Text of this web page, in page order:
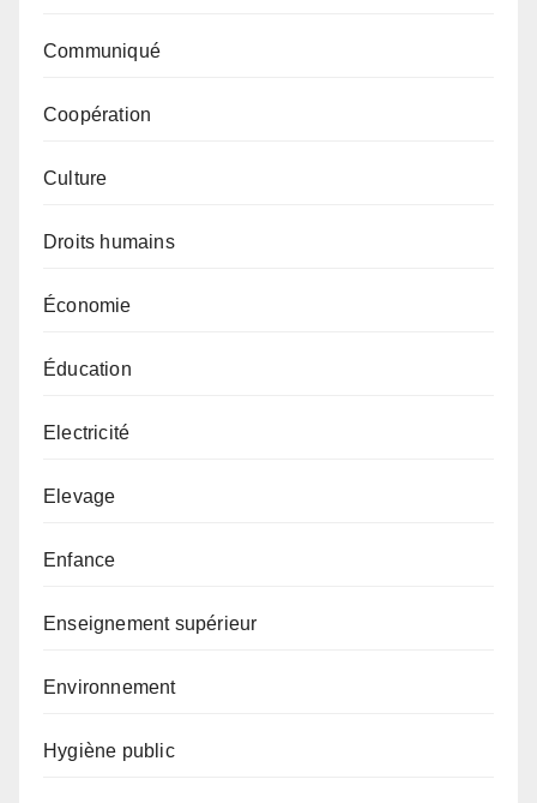
Communiqué
Coopération
Culture
Droits humains
Économie
Éducation
Electricité
Elevage
Enfance
Enseignement supérieur
Environnement
Hygiène public